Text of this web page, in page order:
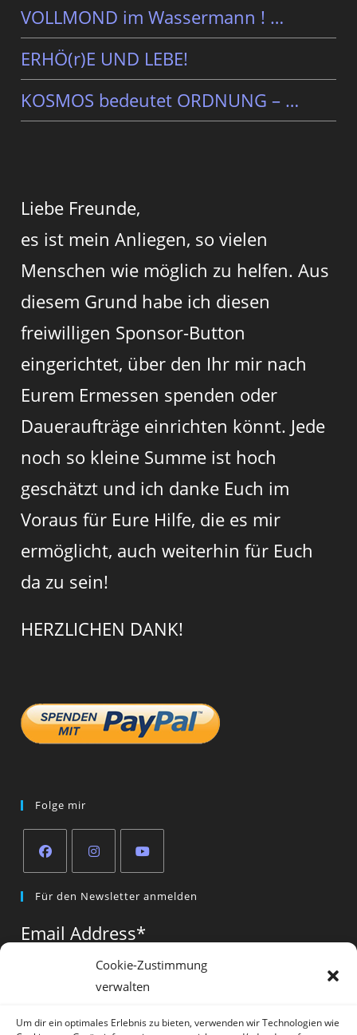
Cookie-Zustimmung
verwalten
Um dir ein optimales Erlebnis zu bieten, verwenden wir Technologien wie
VOLLMOND im Wassermann ! …
ERHÖ(r)E UND LEBE!
KOSMOS bedeutet ORDNUNG – …
Liebe Freunde,
es ist mein Anliegen, so vielen
Menschen wie möglich zu helfen. Aus
diesem Grund habe ich diesen
freiwilligen Sponsor-Button
eingerichtet, über den Ihr mir nach
Eurem Ermessen spenden oder
Daueraufträge einrichten könnt. Jede
noch so kleine Summe ist hoch
geschätzt und ich danke Euch im
Voraus für Eure Hilfe, die es mir
ermöglicht, auch weiterhin für Euch
da zu sein!
HERZLICHEN DANK!
Folge mir
in
new
in
new
in
new
tab
Für den Newsletter anmelden
Email Address*
Vorname*